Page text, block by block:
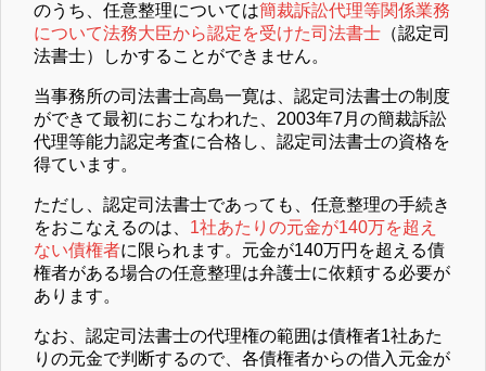
のうち、任意整理については簡裁訴訟代理等関係業務
について法務大臣から認定を受けた司法書士 （認定司
法書士）しかすることができません。
当事務所の司法書士高島一寛は、認定司法書士の制度
ができて最初におこなわれた、2003年7月の簡裁訴訟
代理等能力認定考査に合格し、認定司法書士の資格を
得ています。
ただし、認定司法書士であっても、任意整理の手続き
をおこなえるのは、 1社あたりの元金が140万を超え
ない債権者に限られます。元金が140万円を超える債
権者がある場合の任意整理は弁護士に依頼する必要が
あります。
なお、認定司法書士の代理権の範囲は債権者1社あた
りの元金で判断するので、各債権者からの借入元金が